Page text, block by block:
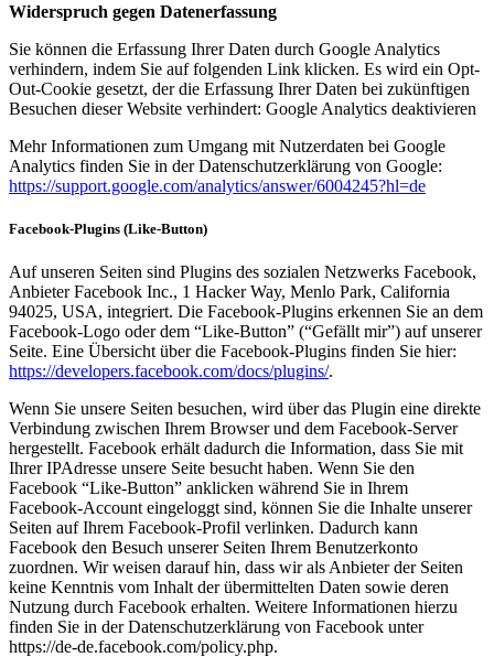
Widerspruch gegen Datenerfassung
Sie können die Erfassung Ihrer Daten durch Google Analytics
verhindern, indem Sie auf folgenden Link klicken. Es wird ein Opt-
Out-Cookie gesetzt, der die Erfassung Ihrer Daten bei zukünftigen
Besuchen dieser Website verhindert: Google Analytics deaktivieren
Mehr Informationen zum Umgang mit Nutzerdaten bei Google
Analytics finden Sie in der Datenschutzerklärung von Google:
https://support.google.com/analytics/answer/6004245?hl=de
Facebook-Plugins (Like-Button)
Auf unseren Seiten sind Plugins des sozialen Netzwerks Facebook,
Anbieter Facebook Inc., 1 Hacker Way, Menlo Park, California
94025, USA, integriert. Die Facebook-Plugins erkennen Sie an dem
Facebook-Logo oder dem “Like-Button” (“Gefällt mir”) auf unserer
Seite. Eine Übersicht über die Facebook-Plugins finden Sie hier:
https://developers.facebook.com/docs/plugins/.
Wenn Sie unsere Seiten besuchen, wird über das Plugin eine direkte
Verbindung zwischen Ihrem Browser und dem Facebook-Server
hergestellt. Facebook erhält dadurch die Information, dass Sie mit
Ihrer IPAdresse unsere Seite besucht haben. Wenn Sie den
Facebook “Like-Button” anklicken während Sie in Ihrem
Facebook-Account eingeloggt sind, können Sie die Inhalte unserer
Seiten auf Ihrem Facebook-Profil verlinken. Dadurch kann
Facebook den Besuch unserer Seiten Ihrem Benutzerkonto
zuordnen. Wir weisen darauf hin, dass wir als Anbieter der Seiten
keine Kenntnis vom Inhalt der übermittelten Daten sowie deren
Nutzung durch Facebook erhalten. Weitere Informationen hierzu
finden Sie in der Datenschutzerklärung von Facebook unter
https://de-de.facebook.com/policy.php.